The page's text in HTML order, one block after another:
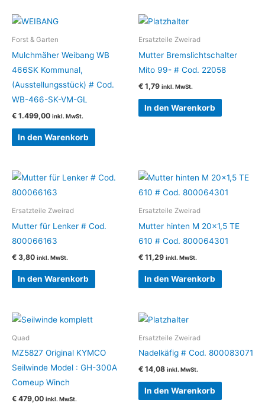
Forst & Garten
Mulchmäher Weibang WB
466SK Kommunal,
(Ausstellungsstück) # Cod.
WB-466-SK-VM-GL
€ 1.499,00 inkl. MwSt.
In den Warenkorb
Ersatzteile Zweirad
Mutter Bremslichtschalter
Mito 99- # Cod. 22058
€ 1,79 inkl. MwSt.
In den Warenkorb
Ersatzteile Zweirad
Mutter für Lenker # Cod.
800066163
€ 3,80 inkl. MwSt.
In den Warenkorb
Ersatzteile Zweirad
Mutter hinten M 20×1,5 TE
610 # Cod. 800064301
€ 11,29 inkl. MwSt.
In den Warenkorb
Quad
MZ5827 Original KYMCO
Seilwinde Model : GH-300A
Comeup Winch
€ 479,00 inkl. MwSt.
Ersatzteile Zweirad
Nadelkäfig # Cod. 800083071
€ 14,08 inkl. MwSt.
In den Warenkorb